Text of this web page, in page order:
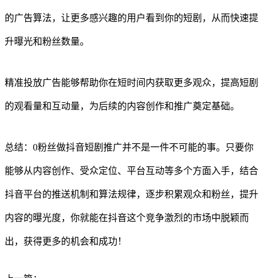
的广告算法，让更多感兴趣的用户看到你的短剧，从而快速提
升曝光和粉丝数量。
精准投放广告能够帮助你在短时间内获取更多观众，提高短剧
的观看量和互动量，为后续的内容创作和推广奠定基础。
总结：0粉丝做抖音短剧推广并不是一件不可能的事。只要你
能够从内容创作、受众定位、平台互动等多个方面入手，结合
抖音平台的推送机制和算法规律，逐步积累观众和粉丝，提升
内容的曝光度，你就能在抖音这个竞争激烈的市场中脱颖而
出，获得更多的机会和成功！